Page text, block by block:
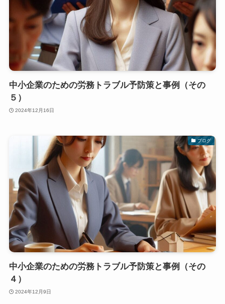
中小企業のための労務トラブル予防策と事例（その
５）
2024年12月16日
ブログ
中小企業のための労務トラブル予防策と事例（その
４）
2024年12月9日